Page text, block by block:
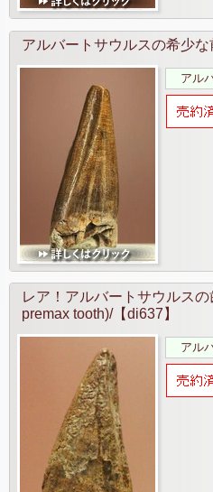
アルバートサウルスの希少な
アル
レア！アルバートサウルス
premax tooth)/【di637】
アル